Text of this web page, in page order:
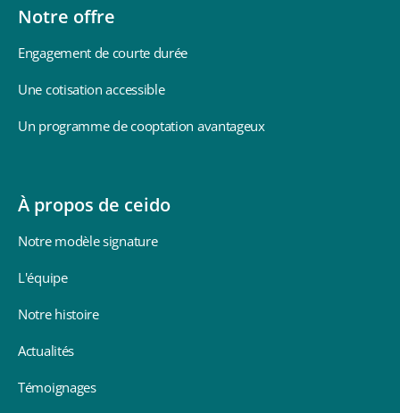
Notre offre
Engagement de courte durée
Une cotisation accessible
Un programme de cooptation avantageux
À propos de ceido
Notre modèle signature
L'équipe
Notre histoire
Actualités
Témoignages